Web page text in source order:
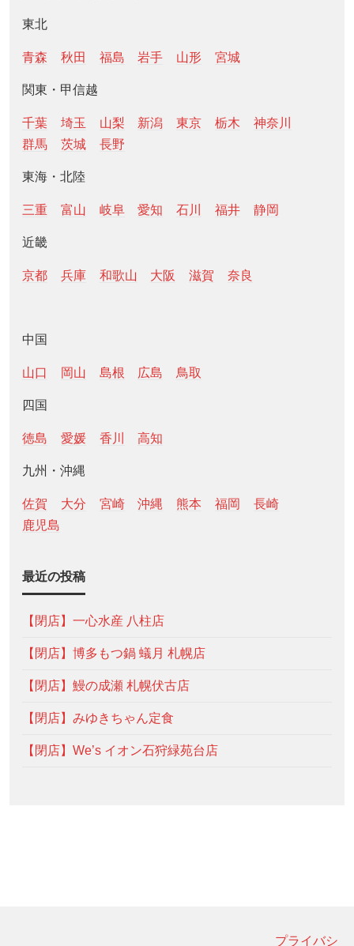
東北
青森 秋田 福島 岩手 山形 宮城
関東・甲信越
千葉 埼玉 山梨 新潟 東京 栃木
神奈川
群馬
茨城 長野
東海・北陸
三重 富山 岐阜 愛知 石川 福井 静岡
近畿
京都 兵庫 和歌山 大阪 滋賀 奈良
中国
山口 岡山 島根 広島 鳥取
四国
徳島 愛媛 香川 高知
九州・沖縄
佐賀 大分 宮崎 沖縄 熊本 福岡
長崎
鹿児島
最近の投稿
【閉店】一心水産 八柱店
【閉店】博多もつ鍋 蟻月 札幌店
【閉店】鰻の成瀬 札幌伏古店
【閉店】みゆきちゃん定食
【閉店】We’s イオン石狩緑苑台店
プライバシ